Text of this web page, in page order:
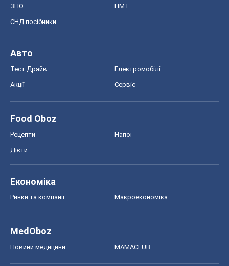
ЗНО НМТ
СНД посібники
Авто
Тест Драйв Електромобілі
Акції Сервіс
Food Oboz
Рецепти Напої
Дієти
Економіка
Ринки та компанії Макроекономіка
MedOboz
Новини медицини MAMACLUB